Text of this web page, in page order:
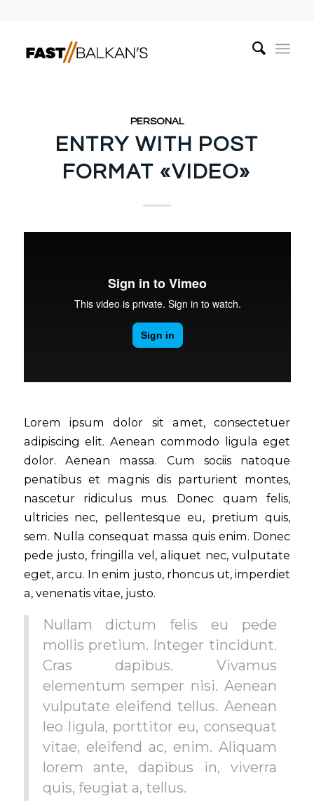
PERSONAL
ENTRY WITH POST
FORMAT «VIDEO»
Lorem ipsum dolor sit amet, consectetuer
adipiscing elit. Aenean commodo ligula eget
dolor. Aenean massa. Cum sociis natoque
penatibus et magnis dis parturient montes,
nascetur ridiculus mus. Donec quam felis,
ultricies nec, pellentesque eu, pretium quis,
sem. Nulla consequat massa quis enim. Donec
pede justo, fringilla vel, aliquet nec, vulputate
eget, arcu. In enim justo, rhoncus ut, imperdiet
a, venenatis vitae, justo.
Nullam dictum felis eu pede
mollis pretium. Integer tincidunt.
Cras dapibus. Vivamus
elementum semper nisi. Aenean
vulputate eleifend tellus. Aenean
leo ligula, porttitor eu, consequat
vitae, eleifend ac, enim. Aliquam
lorem ante, dapibus in, viverra
quis, feugiat a, tellus.